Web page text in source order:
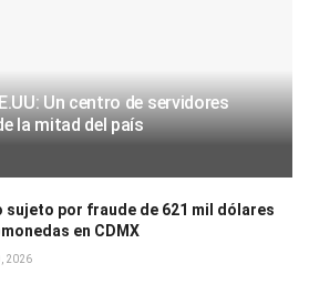
Un centro de servidores
la mitad del país
sujeto por fraude de 621 mil dólares
en CDMX
2026